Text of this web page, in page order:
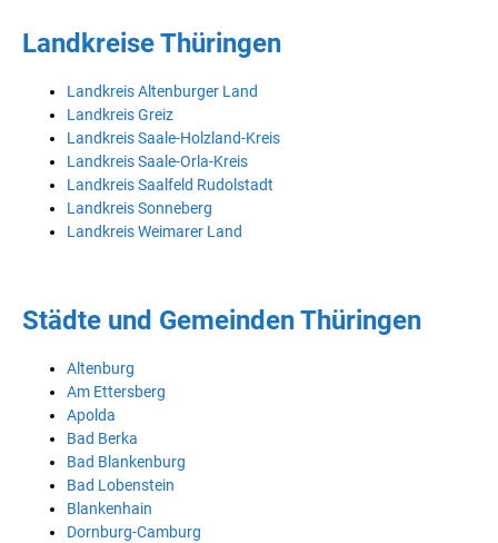
Landkreise Thüringen
Landkreis Altenburger Land
Landkreis Greiz
Landkreis Saale-Holzland-Kreis
Landkreis Saale-Orla-Kreis
Landkreis Saalfeld Rudolstadt
Landkreis Sonneberg
Landkreis Weimarer Land
Städte und Gemeinden Thüringen
Altenburg
Am Ettersberg
Apolda
Bad Berka
Bad Blankenburg
Bad Lobenstein
Blankenhain
Dornburg-Camburg